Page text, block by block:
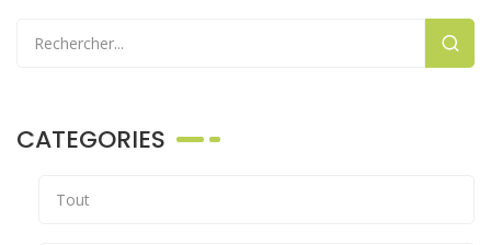
CATEGORIES
Tout